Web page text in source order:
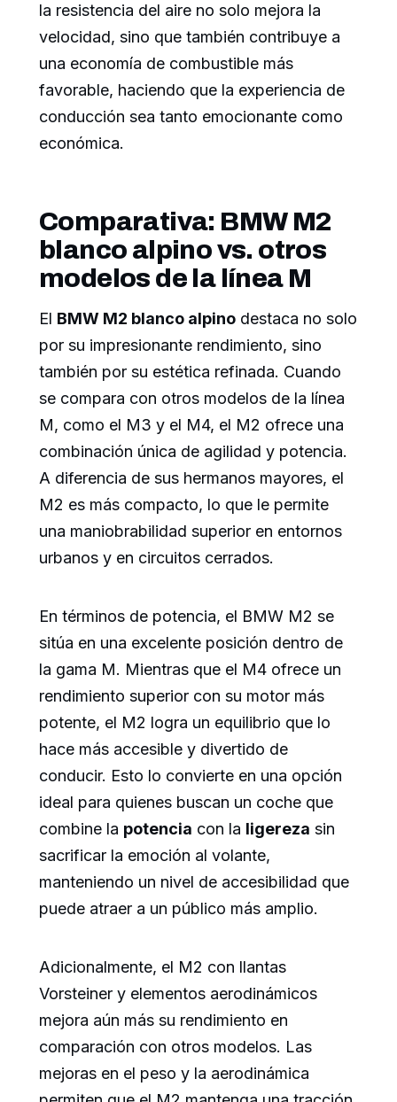
la resistencia del aire no solo mejora la
velocidad, sino que también contribuye a
una economía de combustible más
favorable, haciendo que la experiencia de
conducción sea tanto emocionante como
económica.
Comparativa: BMW M2
blanco alpino vs. otros
modelos de la línea M
El BMW M2 blanco alpino destaca no solo
por su impresionante rendimiento, sino
también por su estética refinada. Cuando
se compara con otros modelos de la línea
M, como el M3 y el M4, el M2 ofrece una
combinación única de agilidad y potencia.
A diferencia de sus hermanos mayores, el
M2 es más compacto, lo que le permite
una maniobrabilidad superior en entornos
urbanos y en circuitos cerrados.
En términos de potencia, el BMW M2 se
sitúa en una excelente posición dentro de
la gama M. Mientras que el M4 ofrece un
rendimiento superior con su motor más
potente, el M2 logra un equilibrio que lo
hace más accesible y divertido de
conducir. Esto lo convierte en una opción
ideal para quienes buscan un coche que
combine la potencia con la ligereza sin
sacrificar la emoción al volante,
manteniendo un nivel de accesibilidad que
puede atraer a un público más amplio.
Adicionalmente, el M2 con llantas
Vorsteiner y elementos aerodinámicos
mejora aún más su rendimiento en
comparación con otros modelos. Las
mejoras en el peso y la aerodinámica